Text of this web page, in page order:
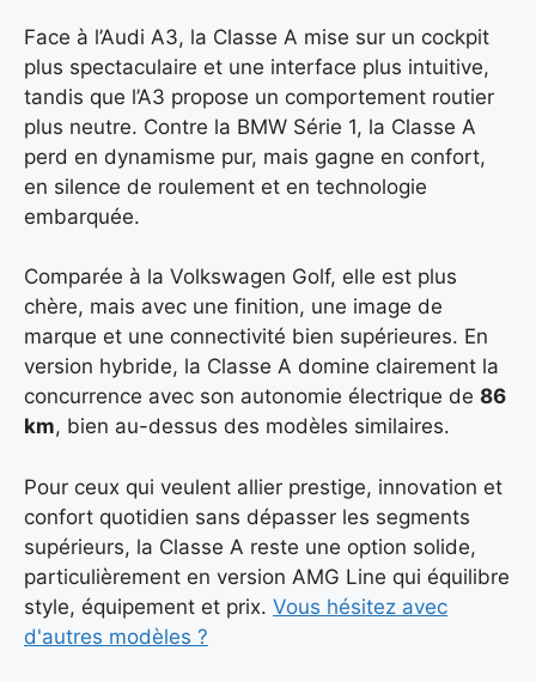
Face à l’Audi A3, la Classe A mise sur un cockpit
plus spectaculaire et une interface plus intuitive,
tandis que l’A3 propose un comportement routier
plus neutre. Contre la BMW Série 1, la Classe A
perd en dynamisme pur, mais gagne en confort,
en silence de roulement et en technologie
embarquée.
Comparée à la Volkswagen Golf, elle est plus
chère, mais avec une finition, une image de
marque et une connectivité bien supérieures. En
version hybride, la Classe A domine clairement la
concurrence avec son autonomie électrique de 86
km, bien au-dessus des modèles similaires.
Pour ceux qui veulent allier prestige, innovation et
confort quotidien sans dépasser les segments
supérieurs, la Classe A reste une option solide,
particulièrement en version AMG Line qui équilibre
style, équipement et prix. Vous hésitez avec
d'autres modèles ?